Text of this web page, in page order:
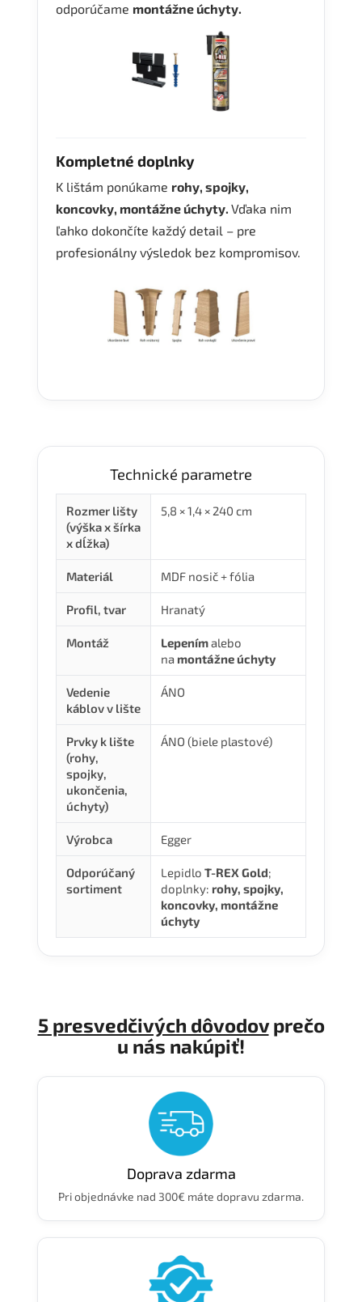
odporúčame montážne úchyty.
Kompletné doplnky
K lištám ponúkame rohy, spojky,
koncovky, montážne úchyty. Vďaka nim
ľahko dokončíte každý detail – pre
profesionálny výsledok bez kompromisov.
Technické parametre
Rozmer lišty
(výška x šírka
x dĺžka)
5,8 × 1,4 × 240 cm
Materiál MDF nosič + fólia
Profil, tvar Hranatý
Montáž Lepenímalebo
na montážne úchyty
Vedenie
káblov v lište
ÁNO
Prvky k lište
(rohy,
spojky,
ukončenia,
úchyty)
ÁNO (biele plastové)
Výrobca Egger
Odporúčaný
sortiment
Lepidlo T-REX Gold;
doplnky: rohy, spojky,
koncovky, montážne
úchyty
5 presvedčivých dôvodovprečo
u nás nakúpiť!
Doprava zdarma
Pri objednávke nad 300€ máte dopravu zdarma.